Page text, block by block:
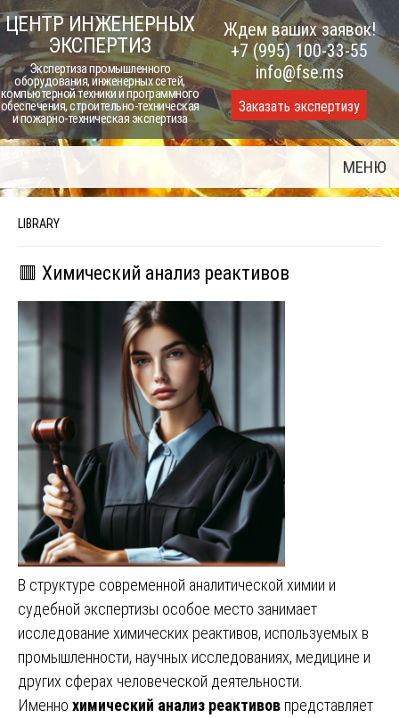
Skip
to
content
ЦЕНТР ИНЖЕНЕРНЫХ
ЭКСПЕРТИЗ
Экспертиза промышленного
оборудования, инженерных сетей,
компьютерной техники и программного
обеспечения, строительно-техническая
и пожарно-техническая экспертиза
Ждем ваших заявок!
+7 (995) 100-33-55
info@fse.ms
Заказать экспертизу
МЕНЮ
LIBRARY
🟥 Химический анализ реактивов
В структуре современной аналитической химии и
судебной экспертизы особое место занимает
исследование химических реактивов, используемых в
промышленности, научных исследованиях, медицине и
других сферах человеческой деятельности.
Именно химический анализ реактивов представляет